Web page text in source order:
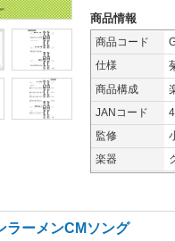
商品情報
商品コード
仕様
商品構成
JANコード
監修
楽器
ラーメンCMソング